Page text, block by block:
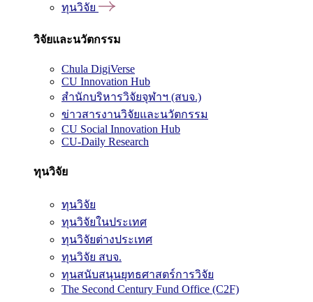
ทุนวิจัย
วิจัยและนวัตกรรม
Chula DigiVerse
CU Innovation Hub
สำนักบริหารวิจัยจุฬาฯ (สบจ.)
ข่าวสารงานวิจัยและนวัตกรรม
CU Social Innovation Hub
CU-Daily Research
ทุนวิจัย
ทุนวิจัย
ทุนวิจัยในประเทศ
ทุนวิจัยต่างประเทศ
ทุนวิจัย สบจ.
ทุนสนับสนุนยุทธศาสตร์การวิจัย
The Second Century Fund Office (C2F)